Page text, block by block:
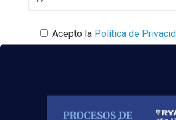
Acepto laPolítica de
protección de datos a través del
escuelasuperioraeronautica.com.